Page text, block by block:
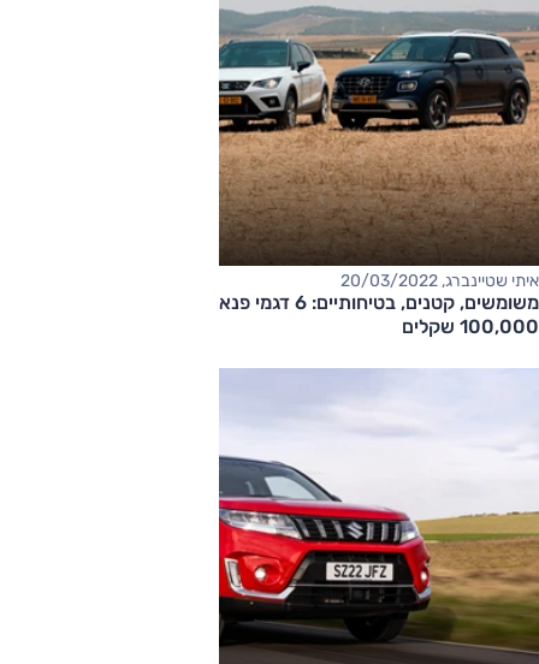
איתי שטיינברג, 20/03/2022
משומשים, קטנים, בטיחותיים: 6 דגמי פנאי קטנים מומלצים עד
100,000 שקלים